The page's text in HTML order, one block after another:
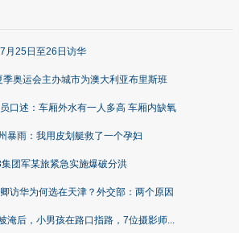
月25日至26日访华
奥运会主办城市为澳大利亚布里斯班
口述：车厢外水有一人多高 车厢内缺氧
暴雨：我用皮划艇救了一个孕妇
团军某旅紧急实施爆破分洪
访华为何选在天津？外交部：两个原因
淹后，小男孩在路口指路，7位摄影师...